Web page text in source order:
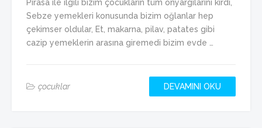
Pırasa ile ilgili bizim çocukların tüm önyargılarını kırdı,
Sebze yemekleri konusunda bizim oğlanlar hep
çekimser oldular, Et, makarna, pilav, patates gibi
cazip yemeklerin arasına giremedi bizim evde …
çocuklar DEVAMINI OKU